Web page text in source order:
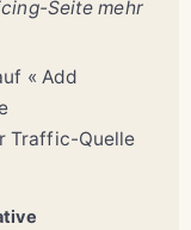
Seite mehr
« Add
Traffic-Quelle